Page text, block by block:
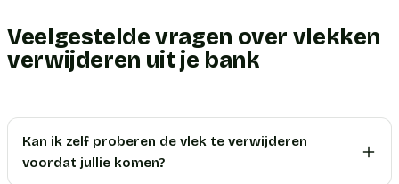
Veelgestelde vragen over vlekken
verwijderen uit je bank
Kan ik zelf proberen de vlek te verwijderen
voordat jullie komen?